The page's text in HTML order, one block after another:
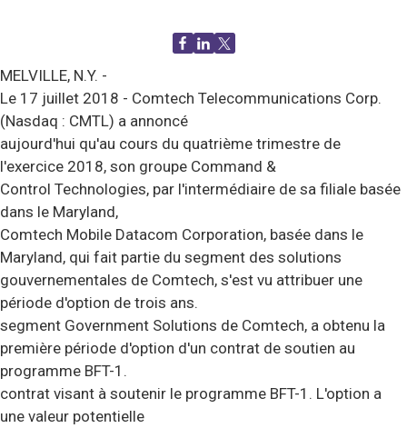
MELVILLE, N.Y. -
Le 17 juillet 2018 - Comtech Telecommunications Corp.
(Nasdaq : CMTL) a annoncé
aujourd'hui qu'au cours du quatrième trimestre de
l'exercice 2018, son groupe Command &
Control Technologies, par l'intermédiaire de sa filiale basée
dans le Maryland,
Comtech Mobile Datacom Corporation, basée dans le
Maryland, qui fait partie du segment des solutions
gouvernementales de Comtech, s'est vu attribuer une
période d'option de trois ans.
segment Government Solutions de Comtech, a obtenu la
première période d'option d'un contrat de soutien au
programme BFT-1.
contrat visant à soutenir le programme BFT-1. L'option a
une valeur potentielle